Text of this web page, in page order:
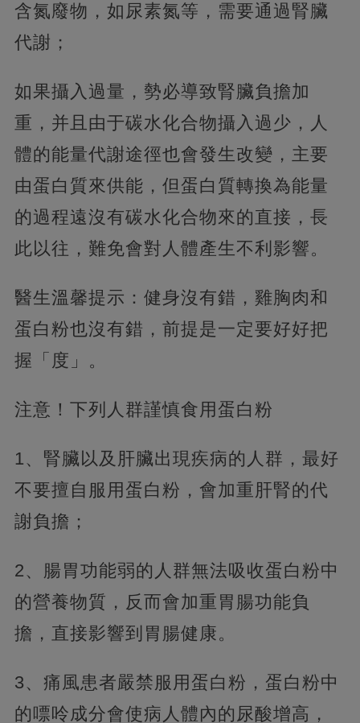
含氮廢物，如尿素氮等，需要通過腎臟
代謝；
如果攝入過量，勢必導致腎臟負擔加
重，并且由于碳水化合物攝入過少，人
體的能量代謝途徑也會發生改變，主要
由蛋白質來供能，但蛋白質轉換為能量
的過程遠沒有碳水化合物來的直接，長
此以往，難免會對人體產生不利影響。
醫生溫馨提示：健身沒有錯，雞胸肉和
蛋白粉也沒有錯，前提是一定要好好把
握「度」。
注意！下列人群謹慎食用蛋白粉
1、腎臟以及肝臟出現疾病的人群，最好
不要擅自服用蛋白粉，會加重肝腎的代
謝負擔；
2、腸胃功能弱的人群無法吸收蛋白粉中
的營養物質，反而會加重胃腸功能負
擔，直接影響到胃腸健康。
3、痛風患者嚴禁服用蛋白粉，蛋白粉中
的嘌呤成分會使病人體內的尿酸增高，